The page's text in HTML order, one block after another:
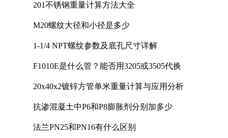
201不锈钢重量计算方法大全
M20螺纹大径和小径是多少
1-1/4 NPT螺纹参数及底孔尺寸详解
F1010E是什么管？能否用3205或3505代换
20x40x2镀锌方管单米重量计算与应用分析
抗渗混凝土中P6和P8膨胀剂分别加多少
法兰PN25和PN16有什么区别